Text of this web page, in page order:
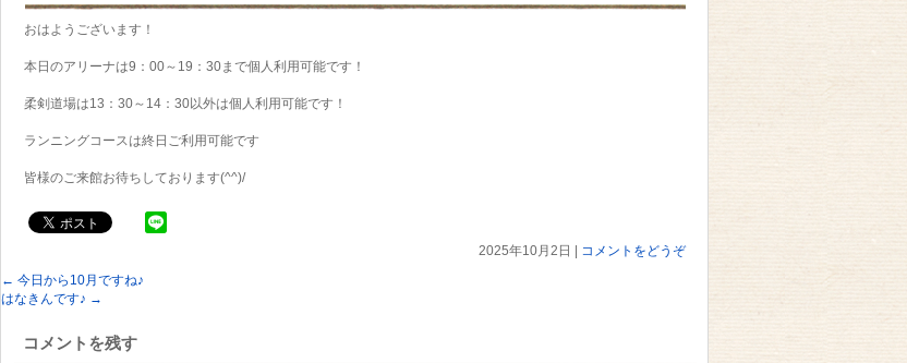
おはようございます！
本日のアリーナは9：00～19：30まで個人利用可能です！
柔剣道場は13：30～14：30以外は個人利用可能です！
ランニングコースは終日ご利用可能です
皆様のご来館お待ちしております(^^)/
2025年10月2日
コメントをどうぞ
← 今日から10月ですね♪
はなきんです♪ →
コメントを残す